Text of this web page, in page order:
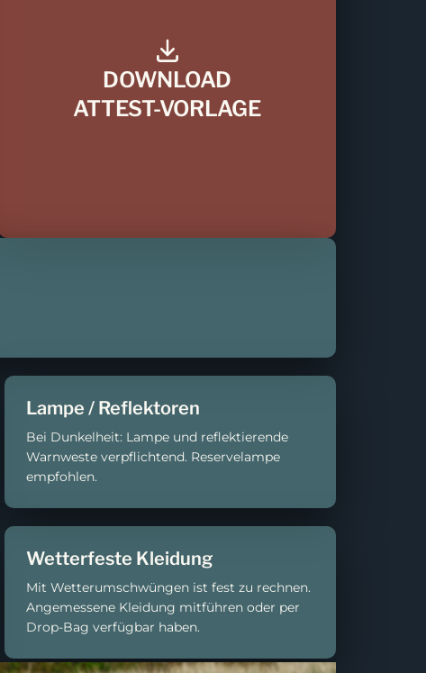
DOWNLOAD
ATTEST-VORLAGE
Lampe / Reflektoren
Bei Dunkelheit: Lampe und reflektierende
Warnweste verpflichtend. Reservelampe
empfohlen.
Wetterfeste Kleidung
Mit Wetterumschwüngen ist fest zu rechnen.
Angemessene Kleidung mitführen oder per
Drop-Bag verfügbar haben.